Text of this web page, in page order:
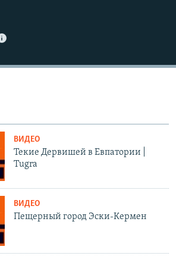
ВИДЕО
Текие Дервишей в Евпатории |
Tugra
ВИДЕО
Пещерный город Эски-Кермен